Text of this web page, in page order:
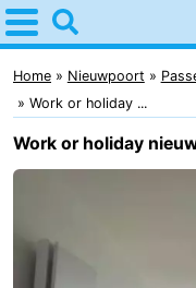
Home
Nieuwpoort
Astuces
Avec
enfants
Appartements
Home Nieuwpoort
Work or holiday ...
Work or holiday